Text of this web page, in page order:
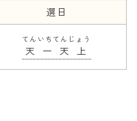
選日
天一天上
てんいちてんじょう